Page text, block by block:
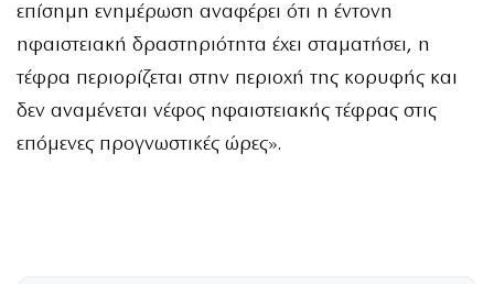
επίσημη ενημέρωση αναφέρει ότι η έντονη
ηφαιστειακή δραστηριότητα έχει σταματήσει, η
τέφρα περιορίζεται στην περιοχή της κορυφής και
δεν αναμένεται νέφος ηφαιστειακής τέφρας στις
επόμενες προγνωστικές ώρες».